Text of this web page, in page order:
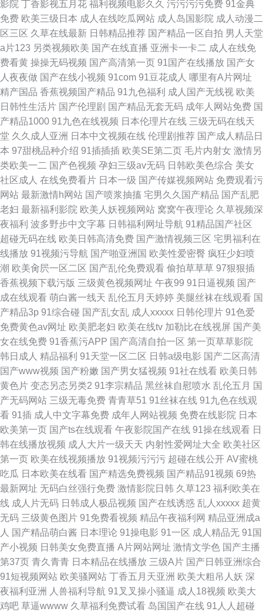
影院 丁香影视五月花 福利视频电影久久 污污污污免费 91金典
免费 欧美三级日本 成人在线吃瓜网站 成人岛国影院 成人动漫二
区三区 久草在线最新 日韩精品推荐 国产精品一区自拍 男人天堂
a片123 另类视频欧美 国产在线直播 亚洲卡一卡二 成人在线免
费看黄 操操无码视频 国产高清第一页 91国产在线播放 国产女
人夜夜做 国产在线小视频 91com 91豆花成人 哪里有A片网址
精产国品 香蕉视频国产精品 91九色福利 成人国产无线视 欧美
日韩性生活片 国产伦理剧 国产精品无套无码 成年人网站免费 国
产精品1000 91九色在线视频 日本伦理片在线 三级无码在线天
堂 久久成人亚洲 日本中文视频在线 伦理剧推荐 国产成人精品日
本 97甜桃品种介绍 91插插插 欧美SE第二页 毛片内射女 激情另
类欧美一二 国产色视频 孕妇三级av无码 日韩欧美色综合 美女
社区成人 在线免费看片 日本一级 国产传媒视频网站 免费观看污
网站 最新激情h网站 国产喷浆抽搐 宅男久久国产精品 国产乱肥
老妇 最新福利影院 欧美人妖视频网站 窝窝午夜理论 久草视频深
夜福利 波多野步中文字幕 日韩福利网址导航 91精品国产社区
超碰无码在线 欧美日韩高清免费 国产激情视频三区 宅男福利在
线播放 91视频污导航 国产啪亚洲国 欧美性爱密臀 疯狂少妇喷
潮 欧美肏屄一区二区 国产乱伦免费观看 偷拍草草草 97狠狠插
香蕉视频下载污版 三级黄色视频网址 午夜99 91日逼视频 国产
成在线观看 萌白酱一线天 乱伦五月天婷婷 美腿丝袜在线观看 国
产精品3p 91综合碰 国产乱女乱 成人xxxxx 日韩伦理片 91色爱
免费黄色av网址 欧美肥老妇 欧美在线tv 加勒比在线视屏 国产美
女在线免费 91香蕉污APP 国产高清自拍一区 第一页草草影院
韩日成人 精品福利 91天堂一区二区 日韩a级电影 国产二区高清
国产www视频 国产粉嫩 国产男女猛视频 91社在线看 欧美日韩
黄色片 变态另态另类2 91李宗精品 黑丝袜自慰喷水 乱伦五月 国
产无码网站 三级无毒免费 青青草51 91丝袜在线 91九色在线观
看 91插 成人中文字幕免费 成年人网站视频 免费在线影院 日本
欧美第一页 国产ts在线观看 午夜影院国产在线 91操在线观看 日
韩在线播放视频 成人大片一级天天 内射性爱网址大全 欧美社区
第一页 欧美在线视频播放 91视频污污污 超碰在线公开 AV蜜桃
吃瓜 日本欧美在线看 国产精选免费视频 国产精品91视频 69热
最新网址 无码白丝强行免费 激情影院日韩 久草123 福利欧美在
线 成人片无码 日韩成人极品视频 国产在线诱惑 乱人xxxxx 超黄
无码 三级黄色图片 91免费看视频 精品午夜福利网 精品亚洲成a
人 国产精品萌白酱 日本理论 91操电影 91一区 成人精品无 91国
产小视频 日韩美女免费直播 A片网站网址 激情文学色 国产主播
第37页 青久青青 日本精品在线播放 三级A片 国产日韩亚洲综合
91短视频网站 欧美骚网站 丁香五月天亚洲 欧美大粗吊人妖 深
夜福利亚洲
人兽福利导航 91叉叉操小骚逼 成人18视频 欧美大
鸡吧 草逼wwww 久草福利免费试看 岛国国产在线 91人人超碰